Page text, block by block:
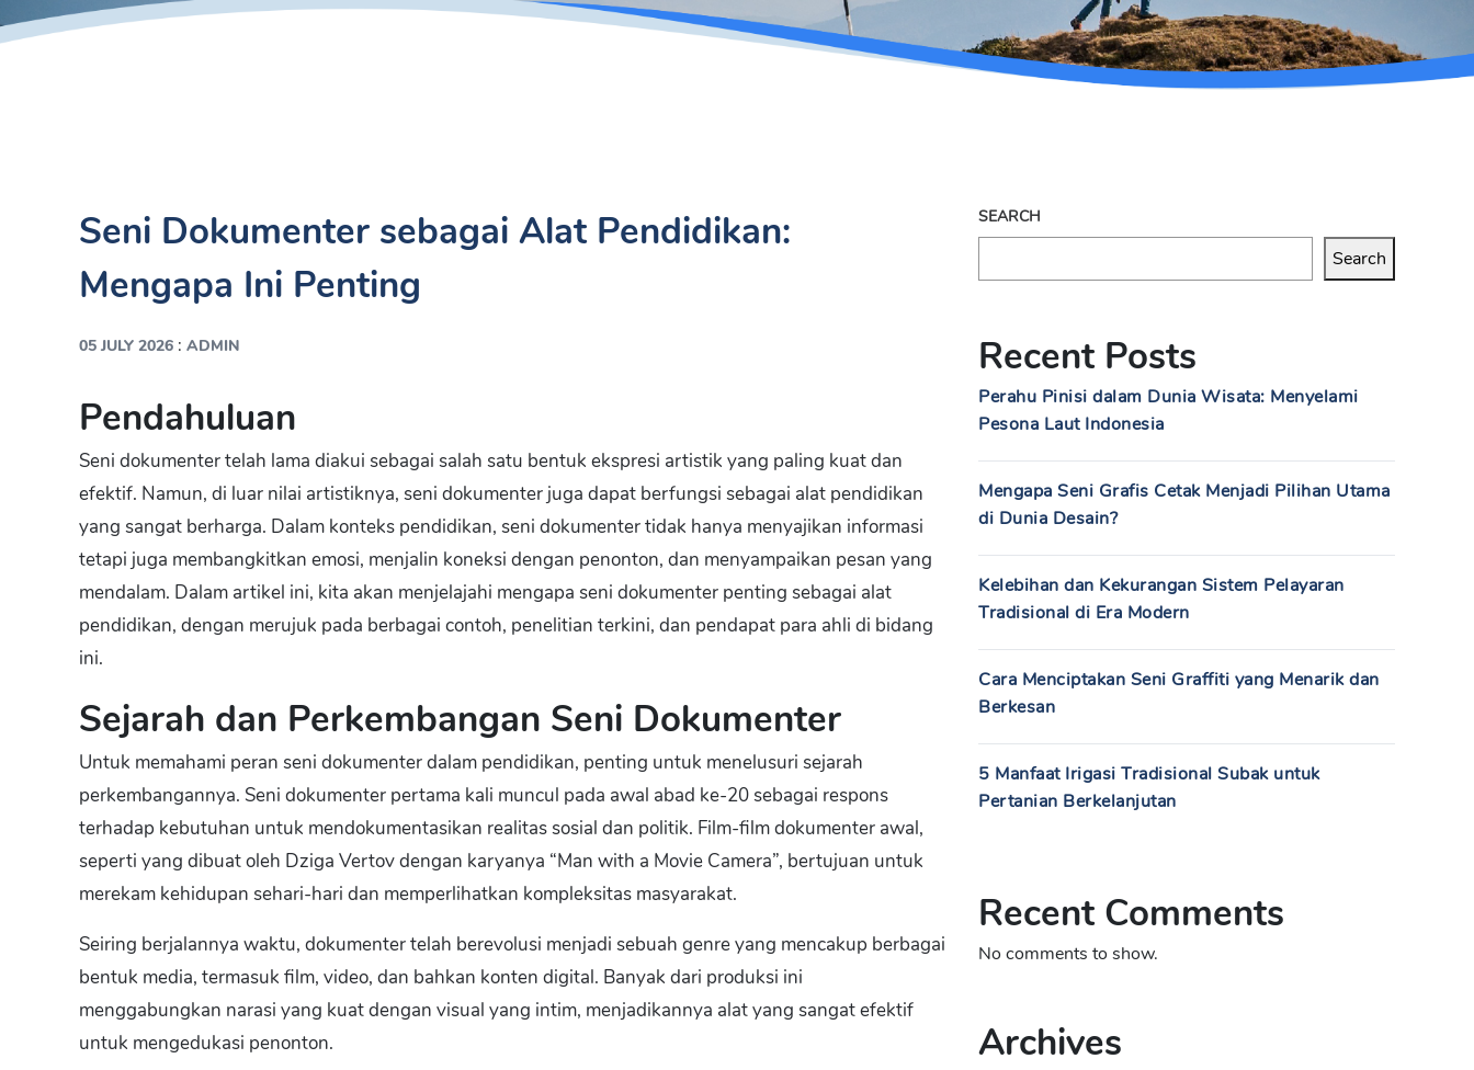
Seni Dokumenter sebagai Alat Pendidikan:
Mengapa Ini Penting
05 JULY 2026 : ADMIN
Pendahuluan
Seni dokumenter telah lama diakui sebagai salah satu bentuk ekspresi artistik yang paling kuat dan
efektif. Namun, di luar nilai artistiknya, seni dokumenter juga dapat berfungsi sebagai alat pendidikan
yang sangat berharga. Dalam konteks pendidikan, seni dokumenter tidak hanya menyajikan informasi
tetapi juga membangkitkan emosi, menjalin koneksi dengan penonton, dan menyampaikan pesan yang
mendalam. Dalam artikel ini, kita akan menjelajahi mengapa seni dokumenter penting sebagai alat
pendidikan, dengan merujuk pada berbagai contoh, penelitian terkini, dan pendapat para ahli di bidang
ini.
Sejarah dan Perkembangan Seni Dokumenter
Untuk memahami peran seni dokumenter dalam pendidikan, penting untuk menelusuri sejarah
perkembangannya. Seni dokumenter pertama kali muncul pada awal abad ke-20 sebagai respons
terhadap kebutuhan untuk mendokumentasikan realitas sosial dan politik. Film-film dokumenter awal,
seperti yang dibuat oleh Dziga Vertov dengan karyanya “Man with a Movie Camera”, bertujuan untuk
merekam kehidupan sehari-hari dan memperlihatkan kompleksitas masyarakat.
Seiring berjalannya waktu, dokumenter telah berevolusi menjadi sebuah genre yang mencakup berbagai
bentuk media, termasuk film, video, dan bahkan konten digital. Banyak dari produksi ini
menggabungkan narasi yang kuat dengan visual yang intim, menjadikannya alat yang sangat efektif
untuk mengedukasi penonton.
SEARCH
Search
Recent Posts
Perahu Pinisi dalam Dunia Wisata: Menyelami
Pesona Laut Indonesia
Mengapa Seni Grafis Cetak Menjadi Pilihan Utama
di Dunia Desain?
Kelebihan dan Kekurangan Sistem Pelayaran
Tradisional di Era Modern
Cara Menciptakan Seni Graffiti yang Menarik dan
Berkesan
5 Manfaat Irigasi Tradisional Subak untuk
Pertanian Berkelanjutan
Recent Comments
No comments to show.
Archives